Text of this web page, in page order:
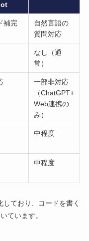
補完
自然言語の
質問対応
なし（通
常）
一部非対応
（ChatGPT+
Web連携の
み）
中程度
中程度
ており、コードを書く
ています。